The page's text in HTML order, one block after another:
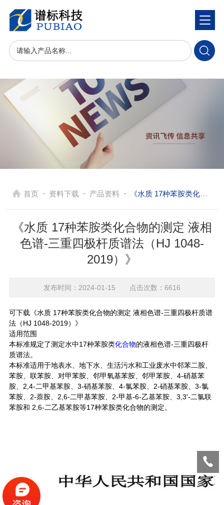
首页 - 资料下载 - 产品资料 - 《水质 17种苯胺类化合物的测定 液相色谱-三重四极杆质谱法（HJ 1048-2019）》
《水质 17种苯胺类化合物的测定 液相
色谱-三重四极杆质谱法（HJ 1048-
2019）》
发布时间：2024-01-15 点击次数：6616
可下载《水质 17种苯胺类化合物的测定 液相色谱-三重四极杆质谱
法（HJ 1048-2019）》
适用范围
本标准规定了测定水中17种苯胺类化合物的液相色谱-三重四极杆
质谱法。
本标准适用于地表水、地下水、生活污水和工业废水中邻苯二胺、
苯胺、联苯胺、对甲苯胺、邻甲氧基苯胺、邻甲苯胺、4-硝基苯
胺、2,4-二甲基苯胺、3-硝基苯胺、4-氯苯胺、2-硝基苯胺、3-氯
苯胺、2-萘胺、2,6-二甲基苯胺、2-甲基-6-乙基苯胺、3,3'-二氯联
苯胺和 2,6-二乙基苯胺等17种苯胺类化合物的测定。